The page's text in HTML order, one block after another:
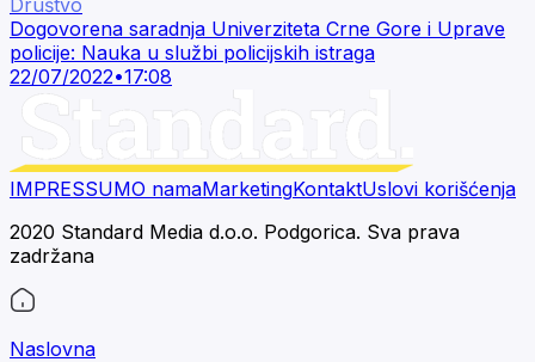
Društvo
Dogovorena saradnja Univerziteta Crne Gore i Uprave
policije: Nauka u službi policijskih istraga
22/07/2022•17:08
IMPRESSUMO namaMarketingKontaktUslovi korišćenja
2020 Standard Media d.o.o. Podgorica. Sva prava
zadržana
Naslovna